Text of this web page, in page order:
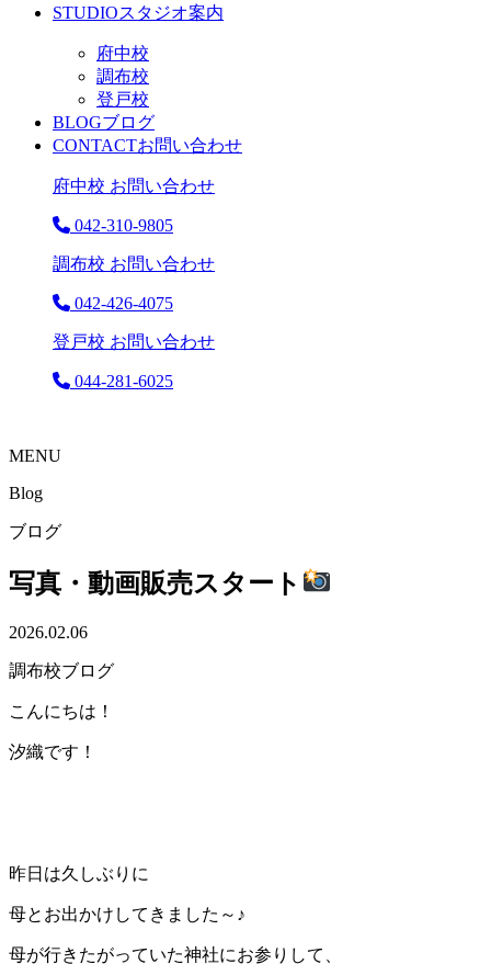
STUDIOスタジオ案内
府中校
調布校
登戸校
BLOGブログ
CONTACTお問い合わせ
府中校 お問い合わせ
042-310-9805
調布校 お問い合わせ
042-426-4075
登戸校 お問い合わせ
044-281-6025
MENU
Blog
ブログ
写真・動画販売スタート
2026.02.06
調布校ブログ
こんにちは！
汐織です！
昨日は久しぶりに
母とお出かけしてきました～♪
母が行きたがっていた神社にお参りして、